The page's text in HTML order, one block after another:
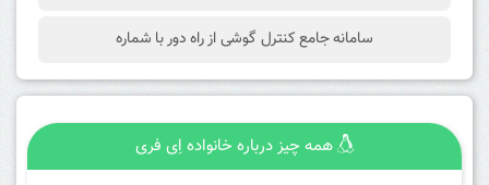
سامانه جامع کنترل گوشی از راه دور با شماره
همه چیز درباره خانواده اِی فری